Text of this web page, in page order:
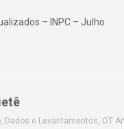
– INPC – Julho
, Dados e Levantamentos, OT